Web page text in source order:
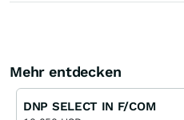
Mehr entdecken
DNP SELECT IN F/COM